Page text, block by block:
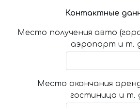
Контактные
Место получения авто
аэропорт и т.
Место окончания
гостиница и т.